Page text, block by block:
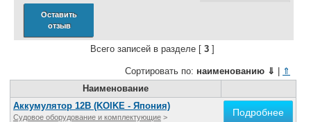
Оставить
отзыв
Всего записей в разделе [ 3]
Сортировать по: наименованию ⇓
⇑
Наименование
Аккумулятор 12В (KOIKE - Япония)
Судовое оборудование и комплектующие >
Подробнее